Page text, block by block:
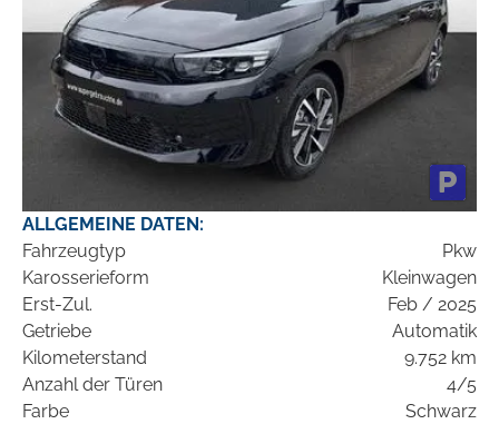
ALLGEMEINE DATEN:
Fahrzeugtyp
Pkw
Karosserieform
Kleinwagen
Erst-Zul.
Feb / 2025
Getriebe
Automatik
Kilometerstand
9.752 km
Anzahl der Türen
4/5
Farbe
Schwarz